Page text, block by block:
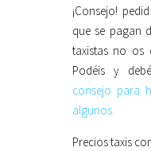
¡Consejo!
que se pagan
taxistas no os
Podéis y
consejo para
algunos.
Precios taxis